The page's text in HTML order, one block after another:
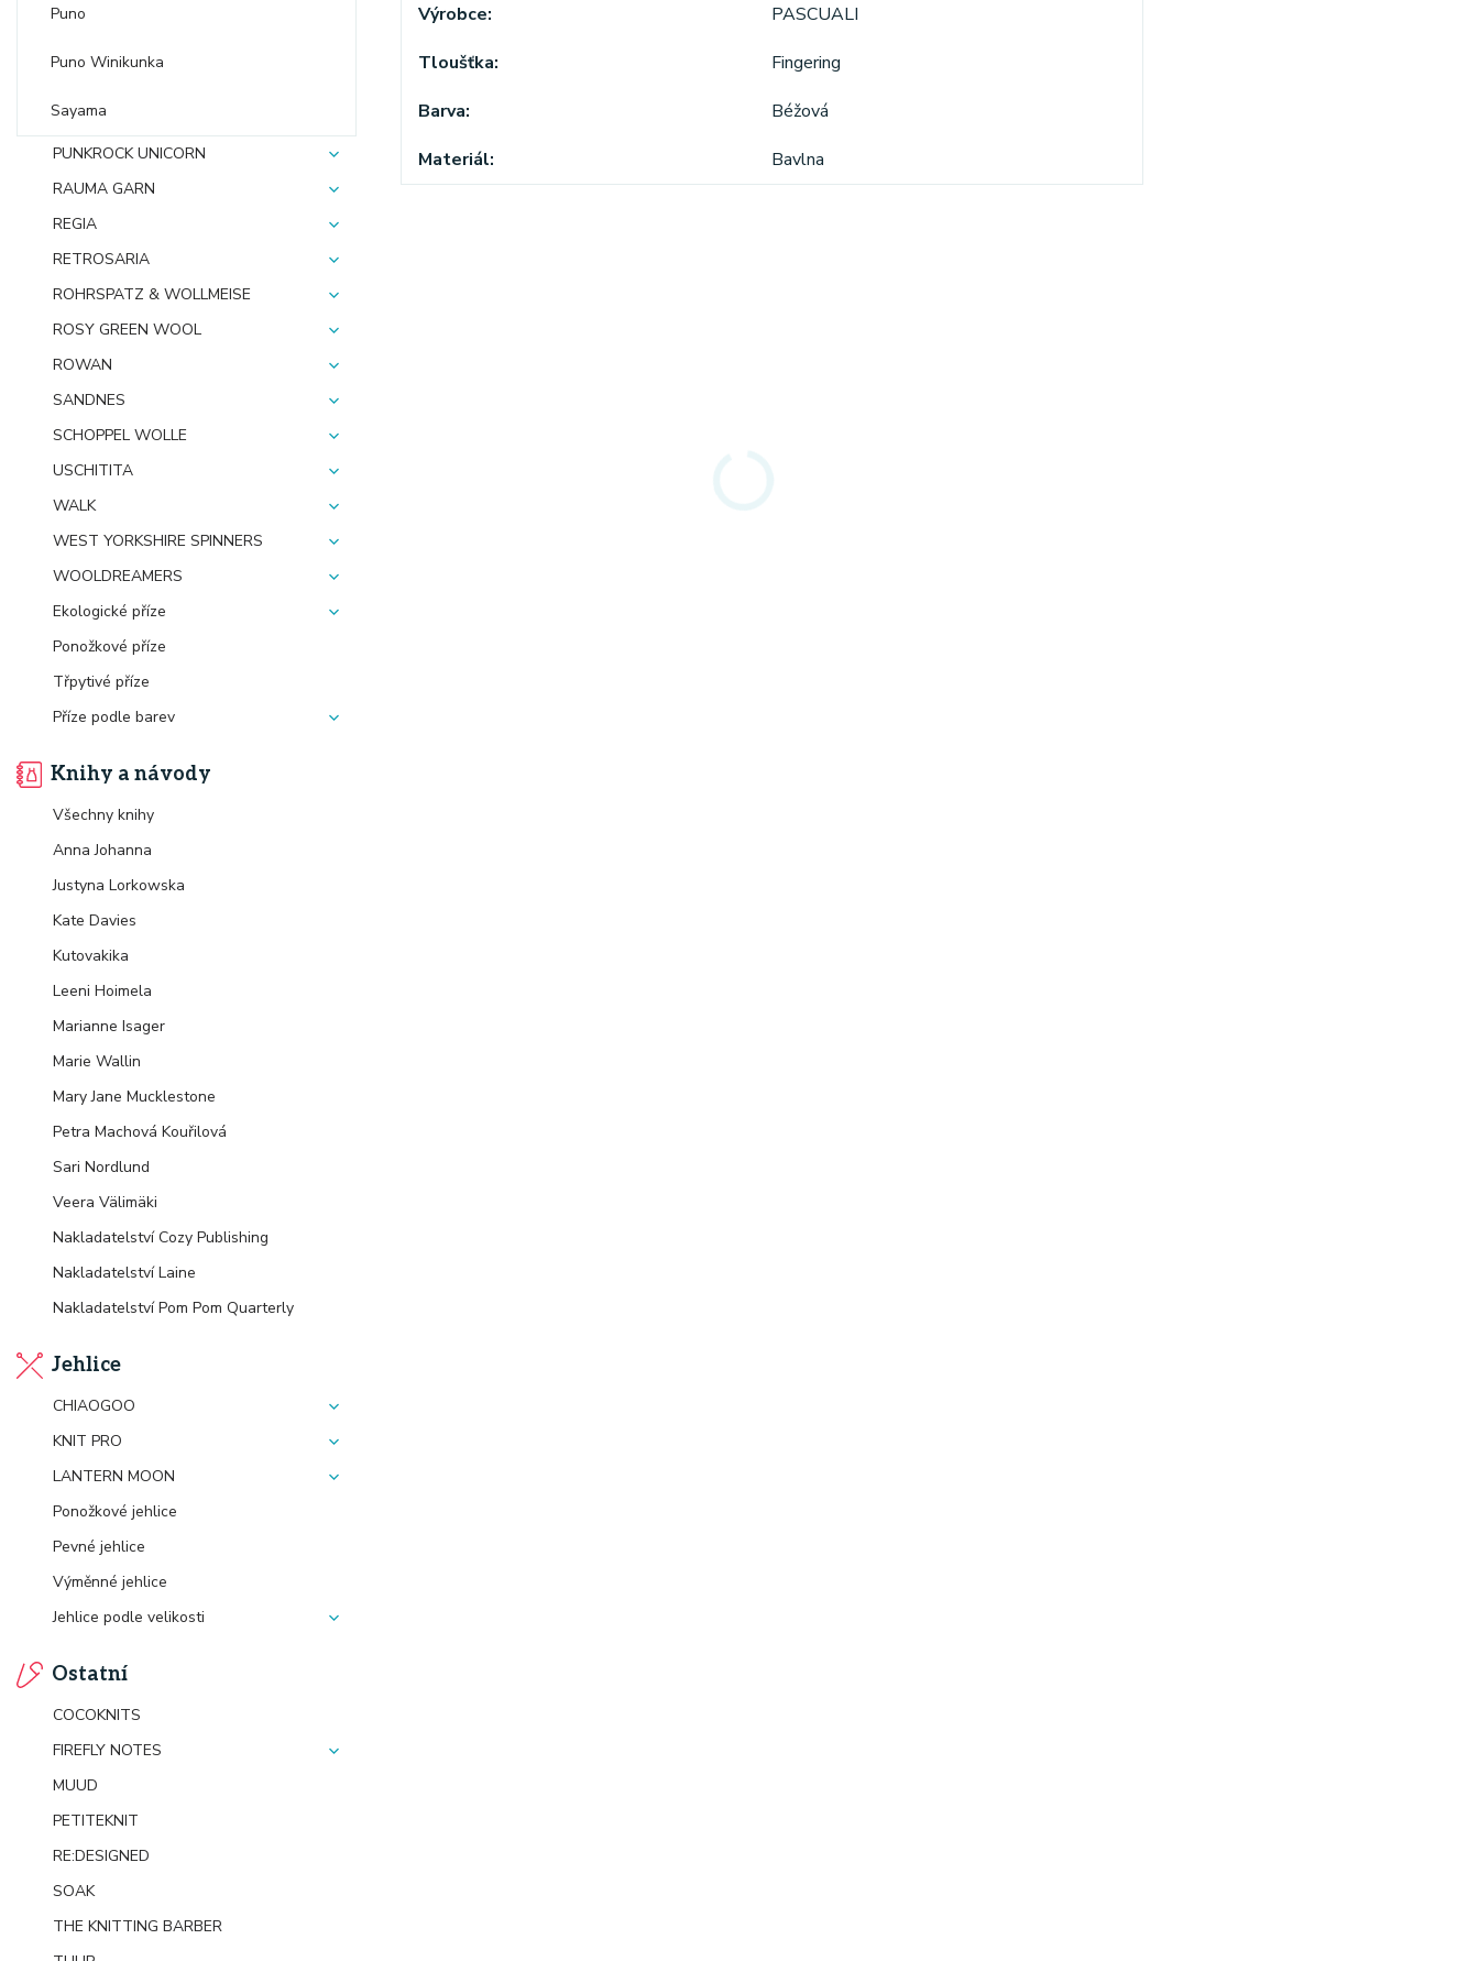
Puno
Puno Winikunka
Sayama
PUNKROCK UNICORN
RAUMA GARN
REGIA
RETROSARIA
ROHRSPATZ & WOLLMEISE
ROSY GREEN WOOL
ROWAN
SANDNES
SCHOPPEL WOLLE
USCHITITA
WALK
WEST YORKSHIRE SPINNERS
WOOLDREAMERS
Ekologické příze
Ponožkové příze
Třpytivé příze
Příze podle barev
Knihy a návody
Všechny knihy
Anna Johanna
Justyna Lorkowska
Kate Davies
Kutovakika
Leeni Hoimela
Marianne Isager
Marie Wallin
Mary Jane Mucklestone
Petra Machová Kouřilová
Sari Nordlund
Veera Välimäki
Nakladatelství Cozy Publishing
Nakladatelství Laine
Nakladatelství Pom Pom Quarterly
Jehlice
CHIAOGOO
KNIT PRO
LANTERN MOON
Ponožkové jehlice
Pevné jehlice
Výměnné jehlice
Jehlice podle velikosti
Ostatní
COCOKNITS
FIREFLY NOTES
MUUD
PETITEKNIT
RE:DESIGNED
SOAK
THE KNITTING BARBER
Výrobce
PASCUALI
Tloušťka
Fingering
Barva
Béžová
Materiál
Bavlna